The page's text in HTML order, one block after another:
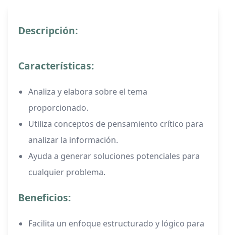
Descripción:
Características:
Analiza y elabora sobre el tema
proporcionado.
Utiliza conceptos de pensamiento crítico para
analizar la información.
Ayuda a generar soluciones potenciales para
cualquier problema.
Beneficios:
Facilita un enfoque estructurado y lógico para